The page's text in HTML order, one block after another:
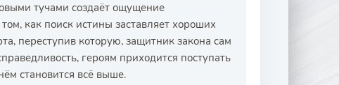
тучами создаёт ощущение
как поиск истины заставляет хороших
переступив которую, защитник закона сам
героям приходится поступать
становится всё выше.